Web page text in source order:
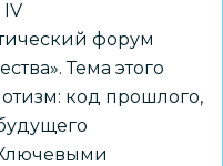
форум
Тема этого
код прошлого,